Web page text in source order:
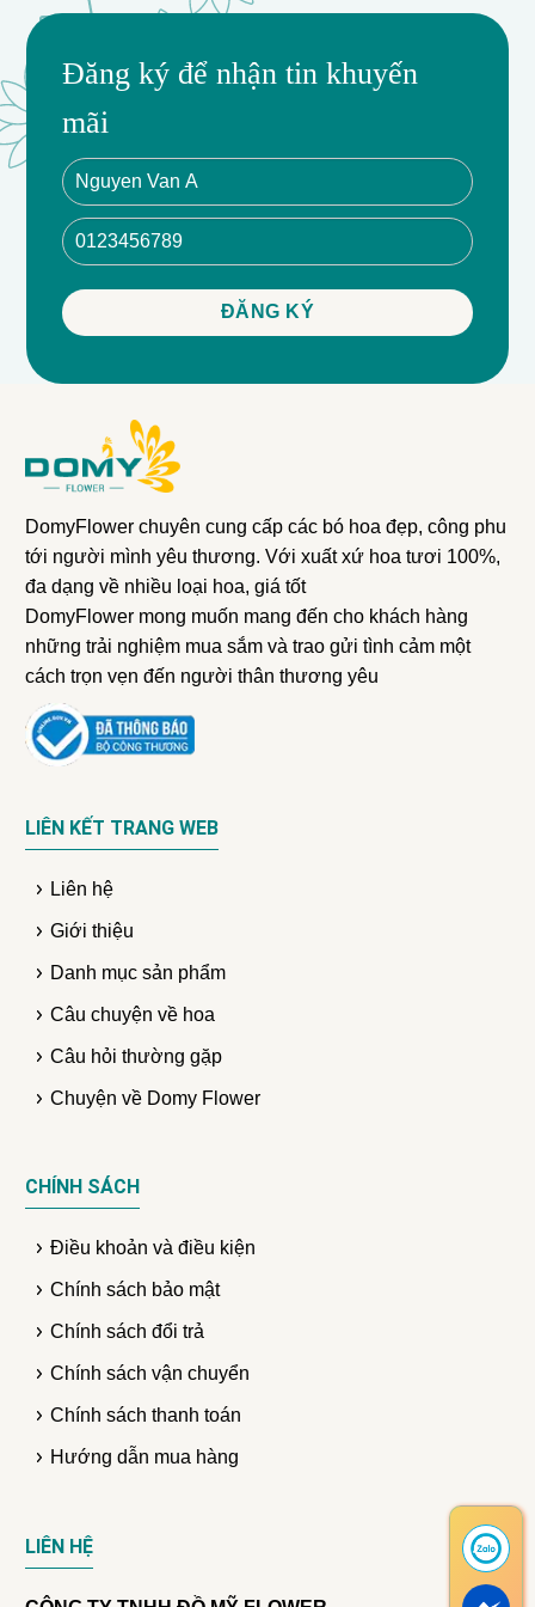
Đăng ký để nhận tin khuyến
mãi
DomyFlower chuyên cung cấp các bó hoa đẹp, công phu
tới người mình yêu thương. Với xuất xứ hoa tươi 100%,
đa dạng về nhiều loại hoa, giá tốt
DomyFlower mong muốn mang đến cho khách hàng
những trải nghiệm mua sắm và trao gửi tình cảm một
cách trọn vẹn đến người thân thương yêu
LIÊN KẾT TRANG WEB
Liên hệ
Giới thiệu
Danh mục sản phẩm
Câu chuyện về hoa
Câu hỏi thường gặp
Chuyện về Domy Flower
CHÍNH SÁCH
Điều khoản và điều kiện
Chính sách bảo mật
Chính sách đổi trả
Chính sách vận chuyển
Chính sách thanh toán
Hướng dẫn mua hàng
LIÊN HỆ